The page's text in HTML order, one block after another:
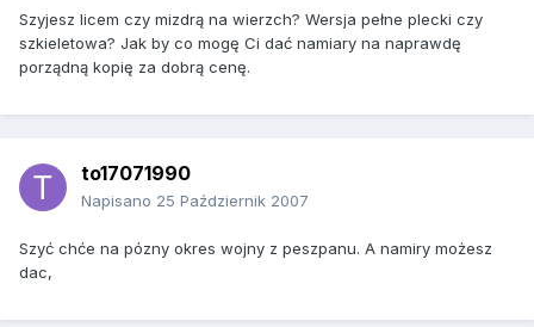
Szyjesz licem czy mizdrą na wierzch? Wersja pełne plecki czy
szkieletowa? Jak by co mogę Ci dać namiary na naprawdę
porządną kopię za dobrą cenę.
to17071990
Napisano 25 Październik 2007
Szyć chće na pózny okres wojny z peszpanu. A namiry możesz
dac,